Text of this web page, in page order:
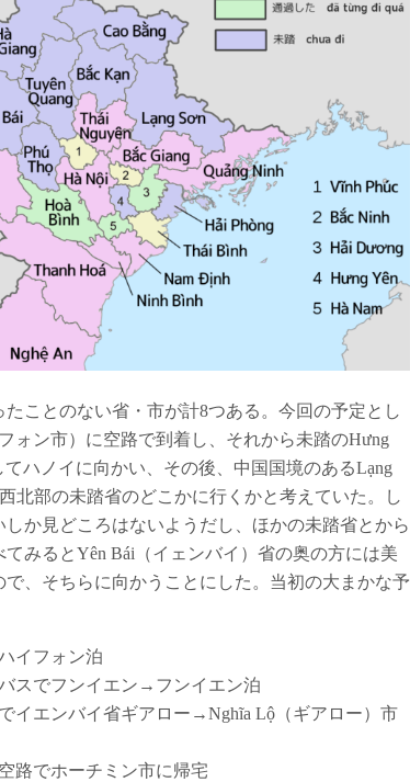
ことのない省・市が計8つある。今回の予定とし
ォン市）に空路で到着し、それから未踏のHưng
ハノイに向かい、その後、中国国境のあるLạng
北部の未踏省のどこかに行くかと考えていた。し
か見どころはないようだし、ほかの未踏省とから
みるとYên Bái（イェンバイ）省の奥の方には美
、そちらに向かうことにした。当初の大まかな予
イフォン泊
スでフンイエン→フンイエン泊
イエンバイ省ギアロー→Nghĩa Lộ（ギアロー）市
路でホーチミン市に帰宅